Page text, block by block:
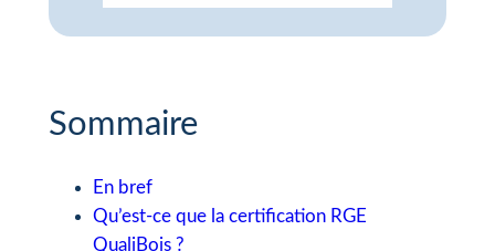
Sommaire
En bref
Qu’est-ce que la certification RGE
QualiBois ?